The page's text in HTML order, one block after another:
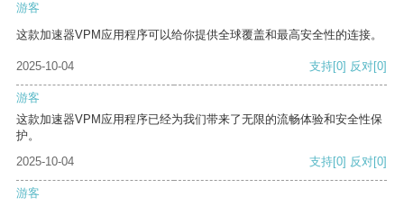
游客
这款加速器VPM应用程序可以给你提供全球覆盖和最高安全性的连接。
2025-10-04 支持[0] 反对[0]
游客
这款加速器VPM应用程序已经为我们带来了无限的流畅体验和安全性保
护。
2025-10-04
支持[0] 反对[0]
游客